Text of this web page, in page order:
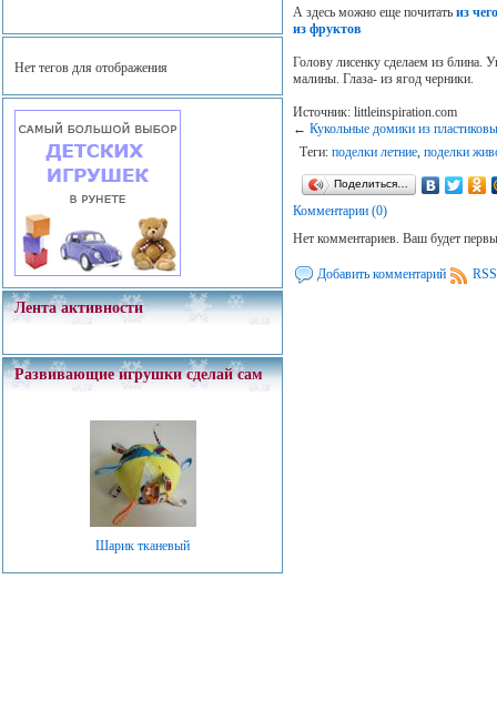
Нет тегов для отображения
Лента активности
Развивающие игрушки сделай сам
Шарик тканевый
А здесь можно еще почитать из
из фруктов
Голову лисенку сделаем из блина.
малины. Глаза- из ягод черники.
Источник: littleinspiration.com
← Кукольные домики из
Теги: поделки летние, поделки
Поделиться…
Комментарии (0)
Нет комментариев. Ваш будет
Добавить комментарий